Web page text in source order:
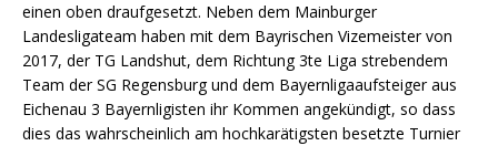
einen oben draufgesetzt. Neben dem Mainburger
Landesligateam haben mit dem Bayrischen Vizemeister von
2017, der TG Landshut, dem Richtung 3te Liga strebendem
Team der SG Regensburg und dem Bayernligaaufsteiger aus
Eichenau 3 Bayernligisten ihr Kommen angekündigt, so dass
dies das wahrscheinlich am hochkarätigsten besetzte Turnier